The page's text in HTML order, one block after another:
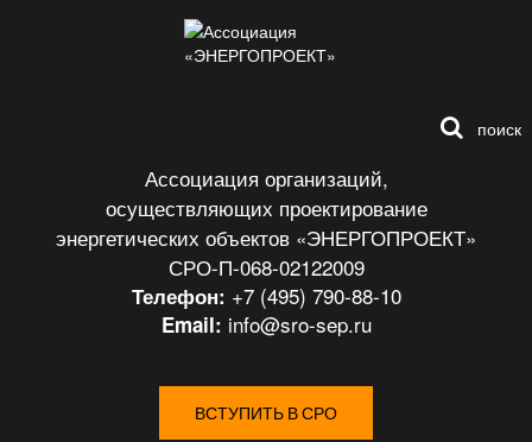
Ассоциация организаций,
осуществляющих проектирование
энергетических объектов «ЭНЕРГОПРОЕКТ»
СРО-П-068-02122009
Телефон: +7 (495) 790-88-10
Email: info@sro-sep.ru
ВСТУПИТЬ В СРО
поиск